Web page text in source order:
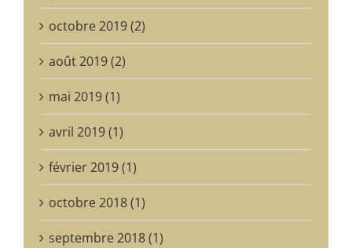
octobre 2019 (2)
août 2019 (2)
mai 2019 (1)
avril 2019 (1)
février 2019 (1)
octobre 2018 (1)
septembre 2018 (1)